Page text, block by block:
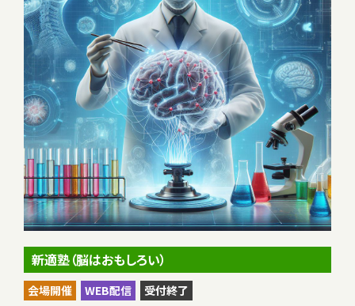
新適塾（脳はおもしろい）
会場開催 WEB配信
受付終了